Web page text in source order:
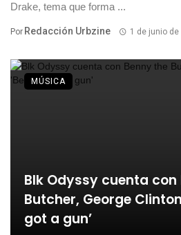
Drake, tema que forma ...
Por Redacción Urbzine 1 de junio de
Blk Odyssy cuenta con
Butcher, George Clinton
got a gun’
MÚSICA